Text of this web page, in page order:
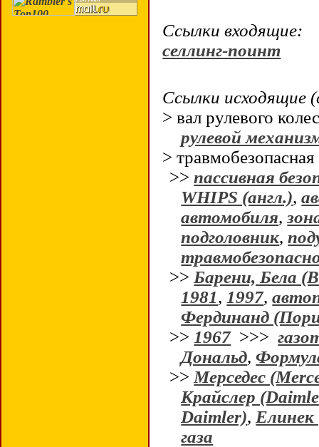
Ссылки входящие:
селлинг-поинт
Ссылки исходящие
> вал рулевого
рулевой
>
>>пассивная
WHIPS (англ.),
автомобиля,
подголовник,
>> Барени, Бела
1981, 1997,
Фердинанд
>> 1967>>>
Дональд,
>> Мерседес
Крайслер
Daimler), Елинек
газа